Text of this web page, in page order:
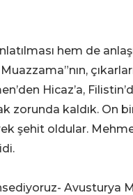
hem de
Hicaz’a,
kaldık. On
şehit oldular.
Avusturya